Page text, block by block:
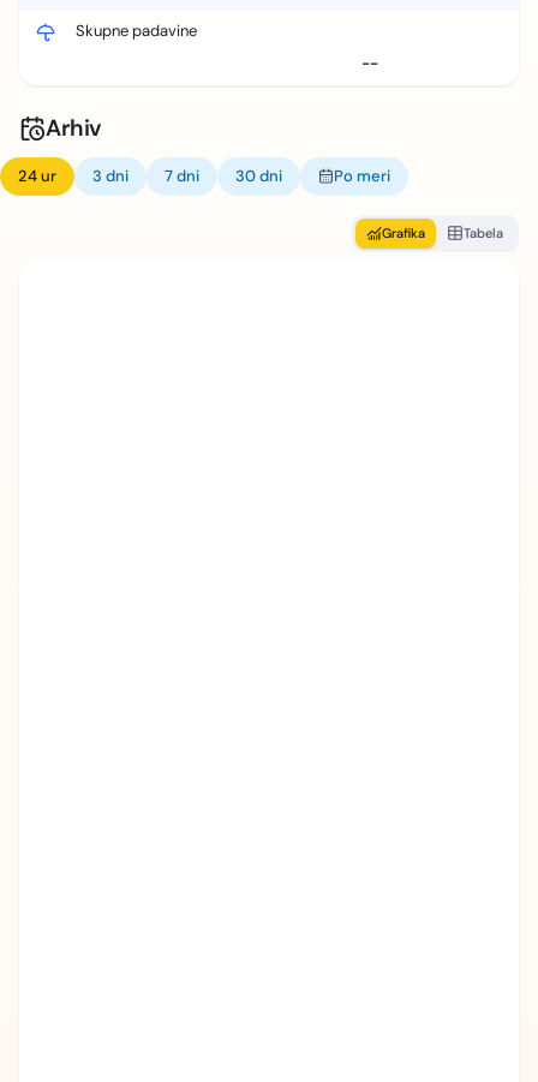
Skupne padavine
--
Arhiv
24 ur 3 dni 7 dni 30 dni Po meri
Grafika Tabela